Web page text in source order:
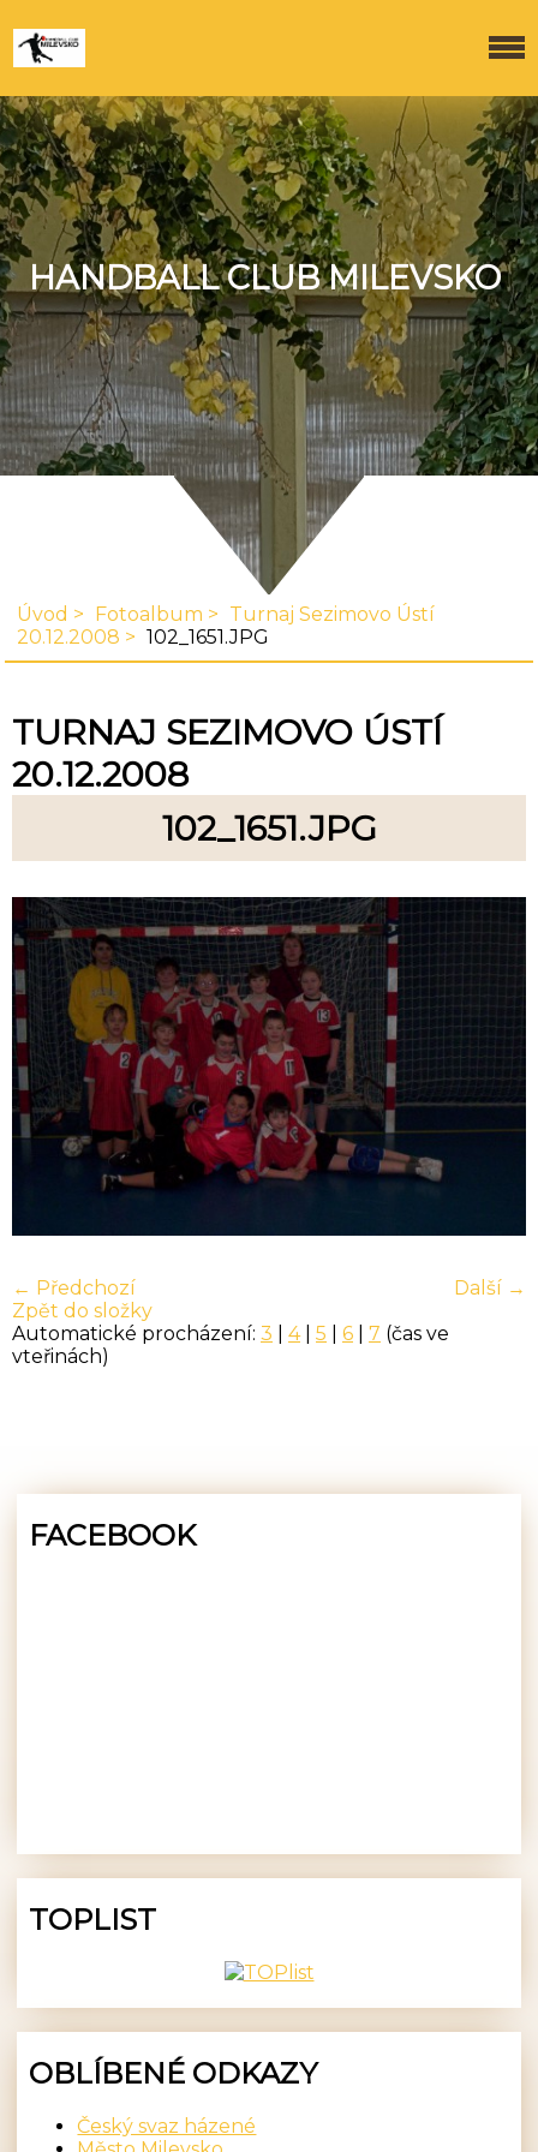
HANDBALL CLUB MILEVSKO
Úvod Fotoalbum
Turnaj Sezimovo Ústí
20.12.2008
102_1651.JPG
TURNAJ SEZIMOVO ÚSTÍ
20.12.2008
102_1651.JPG
← Předchozí
Další →
Zpět do složky
Automatické procházení: 3 4| 5 6 7 (čas ve
vteřinách)
FACEBOOK
TOPLIST
OBLÍBENÉ ODKAZY
Český svaz házené